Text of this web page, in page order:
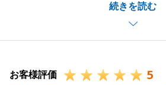
続きを読む
そんな中、今回のご自宅はN様と
自宅という事もあり、個人的にも
す。
引き続き、末永くよろしくお願い
お客様評価 5